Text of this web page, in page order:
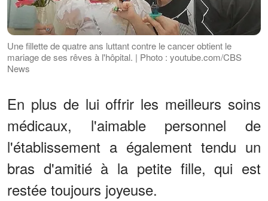
Une fillette de quatre ans luttant contre le cancer obtient le
mariage de ses rêves à l'hôpital. | Photo : youtube.com/CBS
News
En plus de lui offrir les meilleurs soins
médicaux, l'aimable personnel de
l'établissement a également tendu un
bras d'amitié à la petite fille, qui est
restée toujours joyeuse.